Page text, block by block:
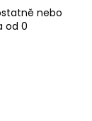
nebo
od 0